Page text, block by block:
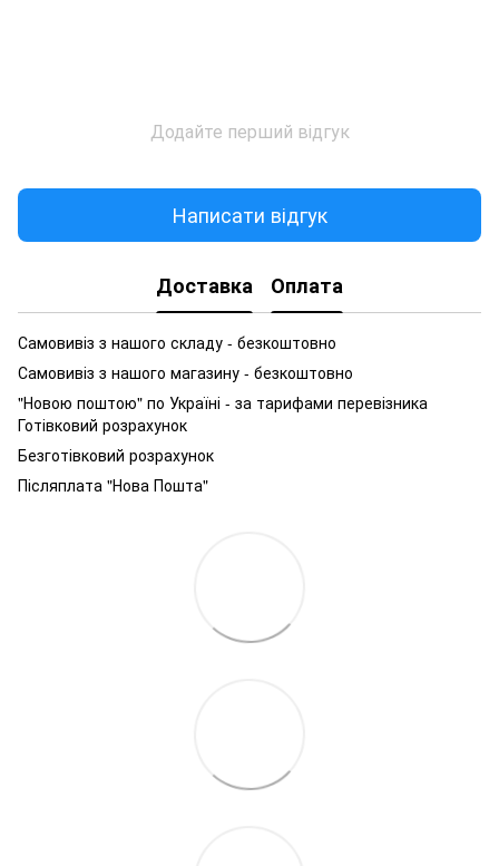
Додайте перший відгук
Написати відгук
Доставка Оплата
Самовивіз з нашого складу - безкоштовно
Самовивіз з нашого магазину - безкоштовно
"Новою поштою" по Україні - за тарифами перевізника
Готівковий розрахунок
Безготівковий розрахунок
Післяплата "Нова Пошта"